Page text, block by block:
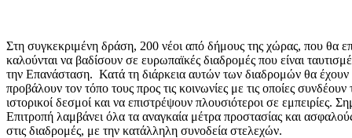
Στη συγκεκριμένη δράση, 200 νέοι από δήμους της χώρας, που θα
καλούνται να βαδίσουν σε ευρωπαϊκές διαδρομές που είναι
την Επανάσταση. Κατά τη διάρκεια αυτών των διαδρομών θα έχουν
προβάλουν τον τόπο τους προς τις κοινωνίες με τις οποίες
ιστορικοί δεσμοί και να επιστρέψουν πλουσιότεροι σε εμπειρίες.
Επιτροπή λαμβάνει όλα τα αναγκαία μέτρα προστασίας και
στις διαδρομές, με την κατάλληλη συνοδεία στελεχών.